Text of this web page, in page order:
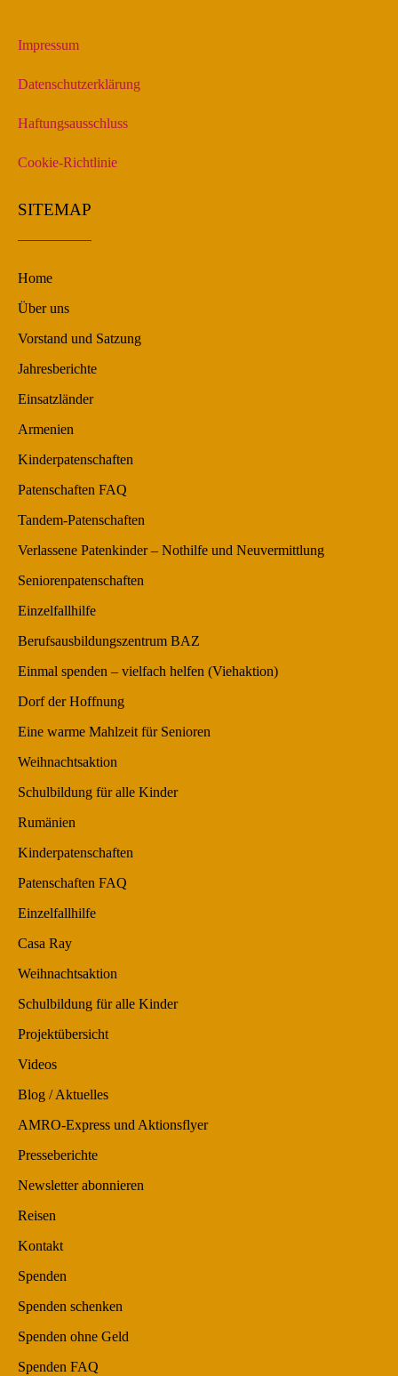
Impressum
Datenschutzerklärung
Haftungsausschluss
Cookie-Richtlinie
SITEMAP
Home
Über uns
Vorstand und Satzung
Jahresberichte
Einsatzländer
Armenien
Kinderpatenschaften
Patenschaften FAQ
Tandem-Patenschaften
Verlassene Patenkinder – Nothilfe und Neuvermittlung
Seniorenpatenschaften
Einzelfallhilfe
Berufsausbildungszentrum BAZ
Einmal spenden – vielfach helfen (Viehaktion)
Dorf der Hoffnung
Eine warme Mahlzeit für Senioren
Weihnachtsaktion
Schulbildung für alle Kinder
Rumänien
Kinderpatenschaften
Patenschaften FAQ
Einzelfallhilfe
Casa Ray
Weihnachtsaktion
Schulbildung für alle Kinder
Projektübersicht
Videos
Blog / Aktuelles
AMRO-Express und Aktionsflyer
Presseberichte
Newsletter abonnieren
Reisen
Kontakt
Spenden
Spenden schenken
Spenden ohne Geld
Spenden FAQ